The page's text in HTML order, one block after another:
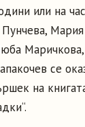
или на
Мария
се
на